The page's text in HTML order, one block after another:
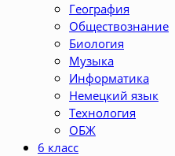
География
Обществознание
Биология
Музыка
Информатика
Немецкий язык
Технология
ОБЖ
6 класс